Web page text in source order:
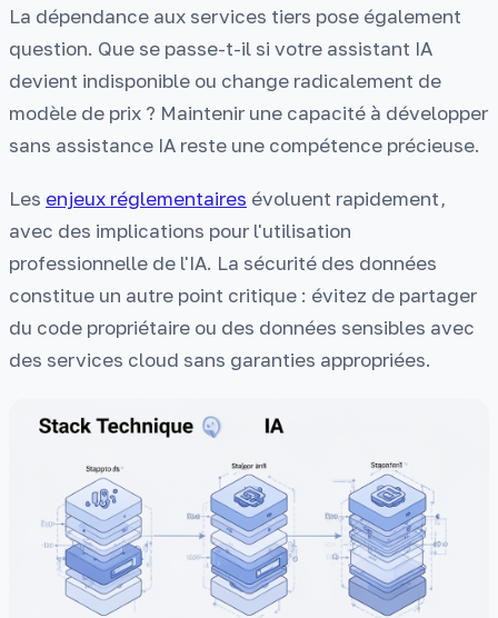
La dépendance aux services tiers pose également
question. Que se passe-t-il si votre assistant IA
devient indisponible ou change radicalement de
modèle de prix ? Maintenir une capacité à développer
sans assistance IA reste une compétence précieuse.
Les enjeux réglementaires évoluent rapidement,
avec des implications pour l'utilisation
professionnelle de l'IA. La sécurité des données
constitue un autre point critique : évitez de partager
du code propriétaire ou des données sensibles avec
des services cloud sans garanties appropriées.